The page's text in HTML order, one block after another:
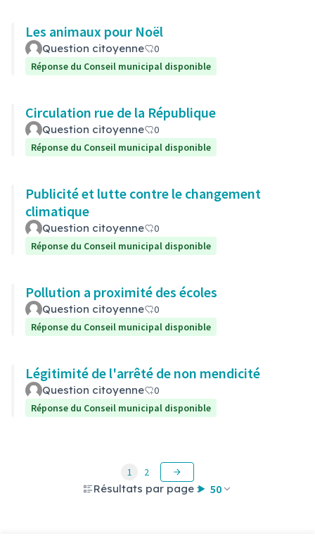
Les animaux pour Noël
Question citoyenne
0
Réponse du Conseil municipal disponible
Circulation rue de la République
Question citoyenne
0
Réponse du Conseil municipal disponible
Publicité et lutte contre le changement
climatique
Question citoyenne
0
Réponse du Conseil municipal disponible
Pollution a proximité des écoles
Question citoyenne
0
Réponse du Conseil municipal disponible
Légitimité de l'arrêté de non mendicité
Question citoyenne
0
Réponse du Conseil municipal disponible
Résultats par page : 50
1 2